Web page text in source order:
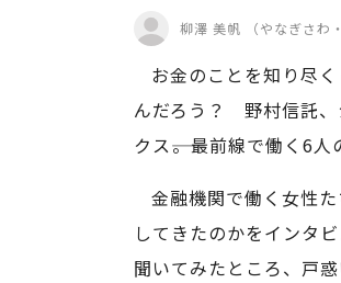
柳澤 美帆 （やなぎさわ・
お金のことを知り尽
んだろう？ 野村信託、
クス――。最前線で働く6
金融機関で働く女性
してきたのかをインタ
聞いてみたところ、戸